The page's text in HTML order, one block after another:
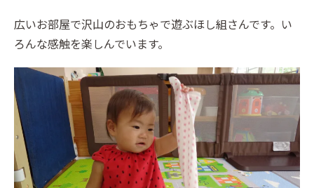
広いお部屋で沢山のおもちゃで遊ぶほし組さんです。い
ろんな感触を楽しんでいます。